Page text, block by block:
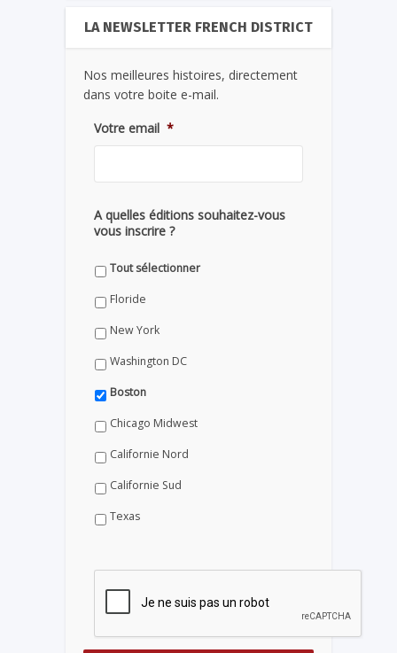
LA NEWSLETTER FRENCH DISTRICT
Nos meilleures histoires, directement
dans votre boite e-mail.
Votre email *
A quelles éditions souhaitez-vous
vous inscrire ?
Tout sélectionner
Floride
New York
Washington DC
Boston
Chicago Midwest
Californie Nord
Californie Sud
Texas